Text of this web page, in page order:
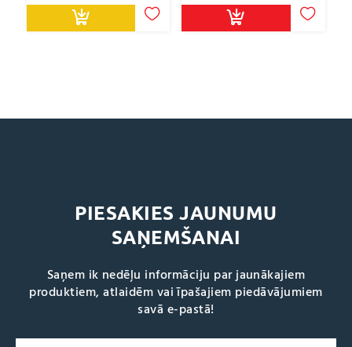
PIESAKIES JAUNUMU
SAŅEMŠANAI
Saņem ik nedēļu informāciju par jaunākajiem
produktiem, atlaidēm vai īpašajiem piedāvājumiem
savā e-pastā!